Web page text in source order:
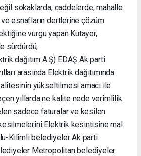
sokaklarda, caddelerde, mahalle
ve esnafların dertlerine çözüm
vurgu yapan Kutayer,
sürdürdü;
dağıtım A.Ş) EDAŞ Ak parti
arasında Elektrik dağıtımında
yükseltilmesi amacı ile
yıllarda ne kalite nede verimlilik
sadece faturalar ve kesilen
Elektrik kesintisine mal
Kilimli belediyeler Ak parti
Metropolitan belediyeler